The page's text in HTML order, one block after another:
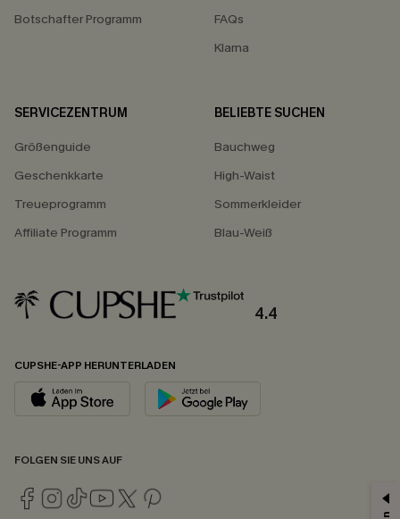
Botschafter Programm
FAQs
Klarna
SERVICEZENTRUM
Größenguide
Geschenkkarte
Treueprogramm
Affiliate Programm
BELIEBTE SUCHEN
Bauchweg
High-Waist
Sommerkleider
Blau-Weiß
4.4
CUPSHE-APP HERUNTERLADEN
FOLGEN SIE UNS AUF